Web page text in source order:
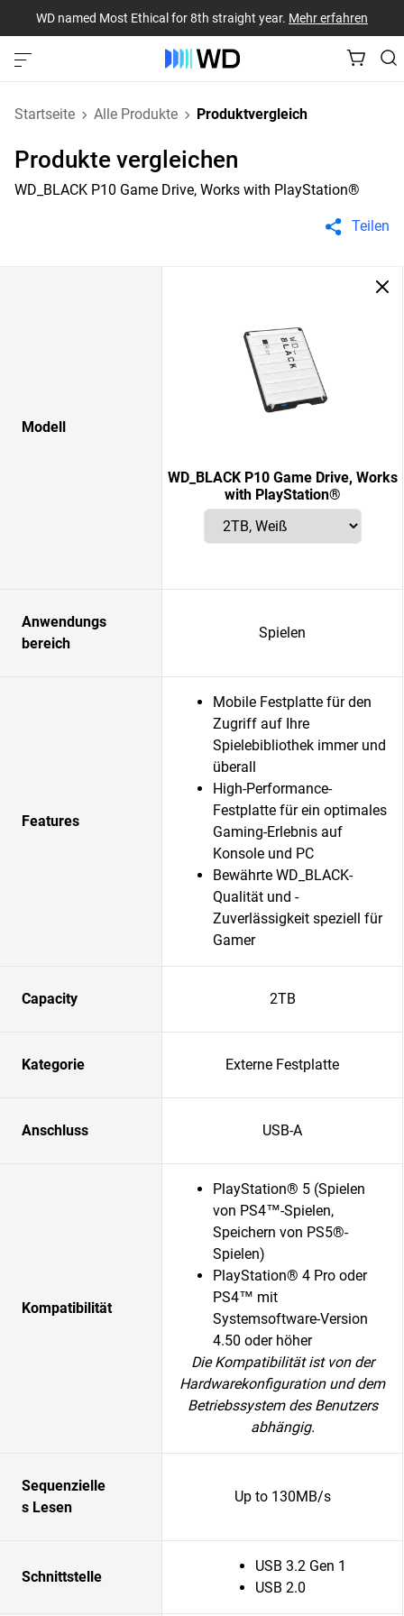
WD named Most Ethical for 8th straight year. Mehr erfahren
Startseite Alle Produkte Produktvergleich
Produkte vergleichen
WD_BLACK P10 Game Drive, Works with PlayStation®
Teilen
Modell
WD_BLACK P10 Game Drive, Works
with PlayStation®
Anwendungs
bereich
Spielen
Features
Mobile Festplatte für den
Zugriff auf Ihre
Spielebibliothek immer und
überall
High-Performance-
Festplatte für ein optimales
Gaming-Erlebnis auf
Konsole und PC
Bewährte WD_BLACK-
Qualität und -
Zuverlässigkeit speziell für
Gamer
Capacity 2TB
Kategorie Externe Festplatte
Anschluss USB-A
Kompatibilität
PlayStation® 5 (Spielen
von PS4™-Spielen,
Speichern von PS5®-
Spielen)
PlayStation® 4 Pro oder
PS4™ mit
Systemsoftware-Version
4.50 oder höher
Die Kompatibilität ist von der
Hardwarekonfiguration und dem
Betriebssystem des Benutzers
abhängig.
Sequenzielle
s Lesen
Up to 130MB/s
Schnittstelle
USB 3.2 Gen 1
USB 2.0